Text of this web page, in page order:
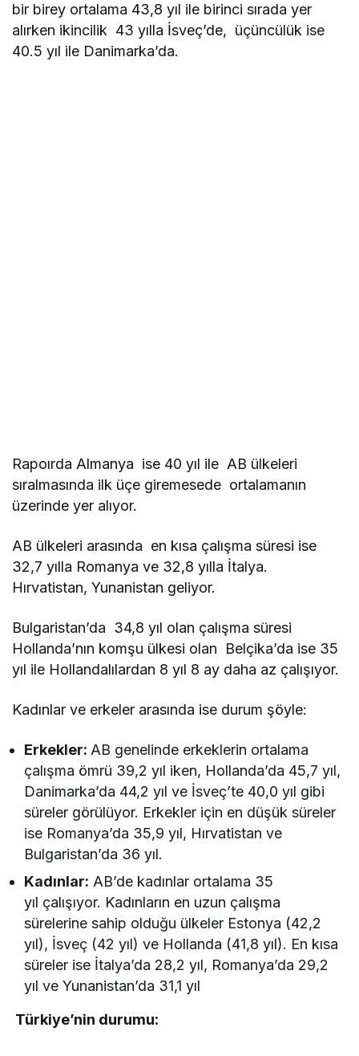
bir birey ortalama 43,8 yıl ile birinci sırada yer
alırken ikincilik 43 yılla İsveç’de, üçüncülük ise
40.5 yıl ile Danimarka’da.
Rapoırda Almanya ise 40 yıl ile AB ülkeleri
sıralmasında ilk üçe giremesede ortalamanın
üzerinde yer alıyor.
AB ülkeleri arasında en kısa çalışma süresi ise
32,7 yılla Romanya ve 32,8 yılla İtalya.
Hırvatistan, Yunanistan geliyor.
Bulgaristan’da 34,8 yıl olan çalışma süresi
Hollanda’nın komşu ülkesi olan Belçika’da ise 35
yıl ile Hollandalılardan 8 yıl 8 ay daha az çalışıyor.
Kadınlar ve erkeler arasında ise durum şöyle:
Erkekler: AB genelinde erkeklerin ortalama
çalışma ömrü 39,2 yıl iken, Hollanda’da 45,7 yıl,
Danimarka’da 44,2 yıl ve İsveç’te 40,0 yıl gibi
süreler görülüyor. Erkekler için en düşük süreler
ise Romanya’da 35,9 yıl, Hırvatistan ve
Bulgaristan’da 36 yıl.
Kadınlar: AB’de kadınlar ortalama 35
yıl çalışıyor. Kadınların en uzun çalışma
sürelerine sahip olduğu ülkeler Estonya (42,2
yıl), İsveç (42 yıl) ve Hollanda (41,8 yıl). En kısa
süreler ise İtalya’da 28,2 yıl, Romanya’da 29,2
yıl ve Yunanistan’da 31,1 yıl
Türkiye’nin durumu: